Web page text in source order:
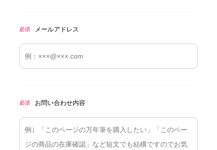
必須 メールアドレス
必須 お問い合わせ内容